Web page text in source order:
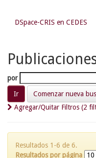
DSpace-CRIS en CEDES
por
Comenzar nueva
Agregar/Quitar Filtros (2
Resultados 1-6 de 6.
Resultados por página